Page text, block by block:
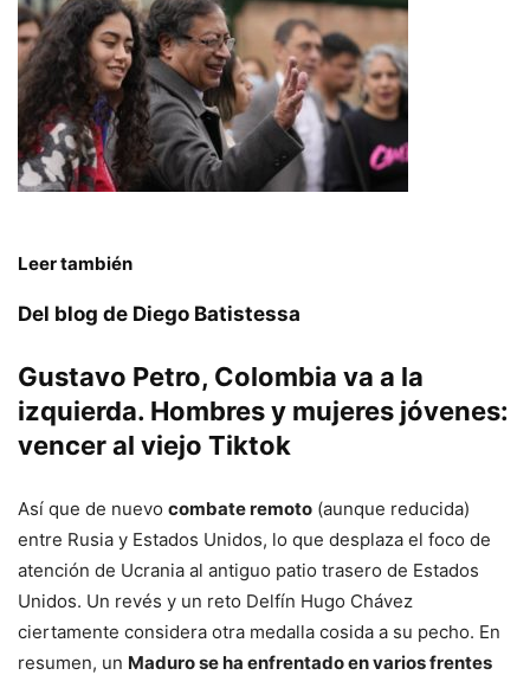
Leer también
Del blog de Diego Batistessa
Gustavo Petro, Colombia va a la
izquierda. Hombres y mujeres jóvenes:
vencer al viejo Tiktok
Así que de nuevo combate remoto (aunque reducida)
entre Rusia y Estados Unidos, lo que desplaza el foco de
atención de Ucrania al antiguo patio trasero de Estados
Unidos. Un revés y un reto Delfín Hugo Chávez
ciertamente considera otra medalla cosida a su pecho. En
resumen, un Maduro se ha enfrentado en varios frentes